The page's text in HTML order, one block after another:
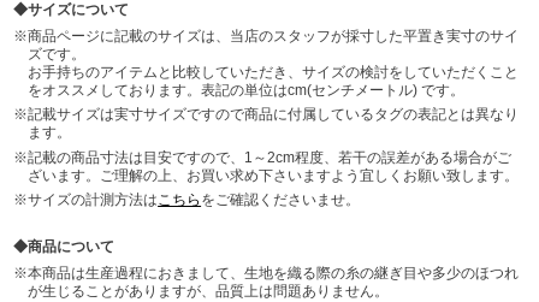
サイズについて
商品ページに記載のサイズは、当店のスタッフが採寸した平置き実寸のサイ
ズです。
お手持ちのアイテムと比較していただき、サイズの検討をしていただくこと
をオススメしております。表記の単位はcm(センチメートル) です。
記載サイズは実寸サイズですので商品に付属しているタグの表記とは異なり
ます。
記載の商品寸法は目安ですので、1～2cm程度、若干の誤差がある場合がご
ざいます。ご理解の上、お買い求め下さいますよう宜しくお願い致します。
サイズの計測方法はこちら をご確認くださいませ。
商品について
本商品は生産過程におきまして、生地を織る際の糸の継ぎ目や多少のほつれ
が生じることがありますが、品質上は問題ありません。